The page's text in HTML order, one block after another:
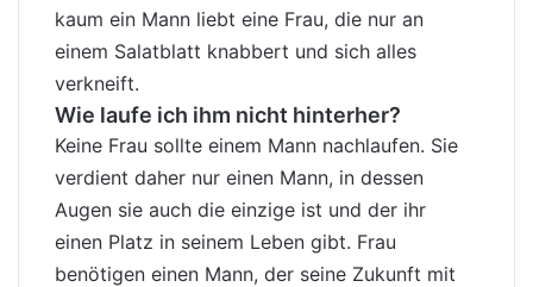
kaum ein Mann liebt eine Frau, die nur an
einem Salatblatt knabbert und sich alles
verkneift.
Wie laufe ich ihm nicht hinterher?
Keine Frau sollte einem Mann nachlaufen. Sie
verdient daher nur einen Mann, in dessen
Augen sie auch die einzige ist und der ihr
einen Platz in seinem Leben gibt. Frau
benötigen einen Mann, der seine Zukunft mit